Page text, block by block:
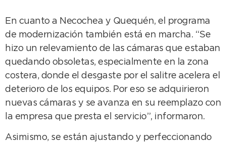
En cuanto a Necochea y Quequén, el programa
de modernización también está en marcha. “Se
hizo un relevamiento de las cámaras que estaban
quedando obsoletas, especialmente en la zona
costera, donde el desgaste por el salitre acelera el
deterioro de los equipos. Por eso se adquirieron
nuevas cámaras y se avanza en su reemplazo con
la empresa que presta el servicio”, informaron.
Asimismo, se están ajustando y perfeccionando